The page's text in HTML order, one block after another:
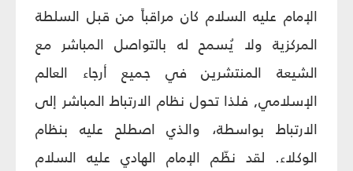
الإمام عليه السلام كان مراقباً من قبل السلطة
المركزية ولا يُسمح له بالتواصل المباشر مع
الشيعة المنتشرين في جميع أرجاء العالم
الإسلامي, فلذا تحول نظام الارتباط المباشر إلى
الارتباط بواسطة، والذي اصطلح عليه بنظام
الوكلاء. لقد نظّم الإمام الهادي عليه السلام